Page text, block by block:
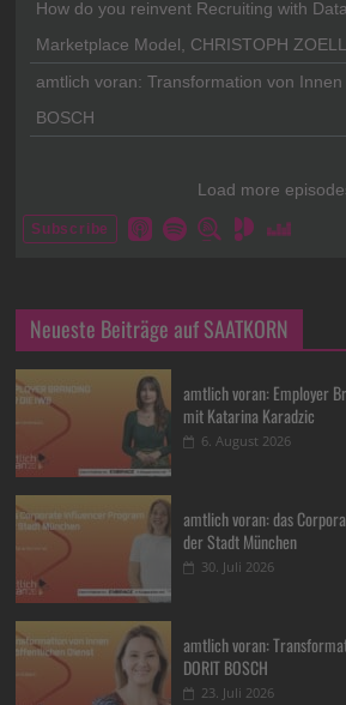
Neueste Beiträge auf SAATKORN
amtlich voran: Employer
mit Katarina Karadzic
6. August 2026
amtlich voran: das
der Stadt München
30. Juli 2026
amtlich voran:
DORIT BOSCH
23. Juli 2026